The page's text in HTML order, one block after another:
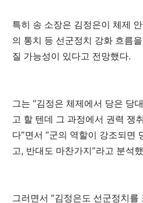
특히 송 소장은 김정은이 체제
의 통치 등 선군정치 강화 흐름
질 가능성이 있다고 전망했다.
그는 “김정은 체제에서 당은 당
고 할 텐데 그 과정에서 권력 쟁
다”면서 “군의 역할이 강조되면
고, 반대도 마찬가지”라고 분석
그러면서 “김정은도 선군정치